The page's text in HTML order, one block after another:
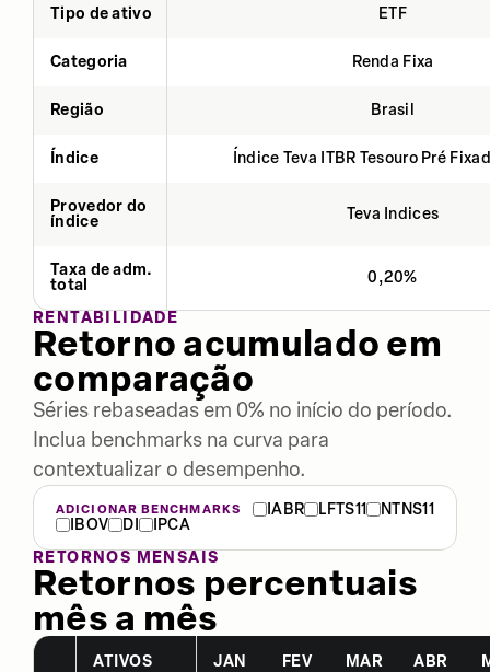
Tipo de ativo ETF
Categoria Renda Fixa
Região Brasil
Índice Índice Teva ITBR Tesouro Pré
Provedor do
índice
Teva Indices
Taxa de adm.
total
0,20%
RENTABILIDADE
Retorno acumulado em
comparação
Séries rebaseadas em 0% no início do período.
Inclua benchmarks na curva para
contextualizar o desempenho.
ADICIONAR BENCHMARKS IABR LFTS11
NTNS11
IBOV
DI
IPCA
RETORNOS MENSAIS
Retornos percentuais
mês a mês
ATIVOS JAN FEV MAR ABR